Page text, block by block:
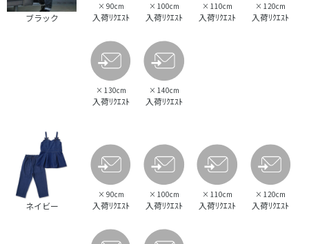
ブラック
× 90cm
入荷ﾘｸｴｽﾄ
× 100cm
入荷ﾘｸｴｽﾄ
× 110cm
入荷ﾘｸｴｽﾄ
× 120cm
入荷ﾘｸｴｽﾄ
× 130cm
入荷ﾘｸｴｽﾄ
× 140cm
入荷ﾘｸｴｽﾄ
ネイビー
× 90cm
入荷ﾘｸｴｽﾄ
× 100cm
入荷ﾘｸｴｽﾄ
× 110cm
入荷ﾘｸｴｽﾄ
× 120cm
入荷ﾘｸｴｽﾄ